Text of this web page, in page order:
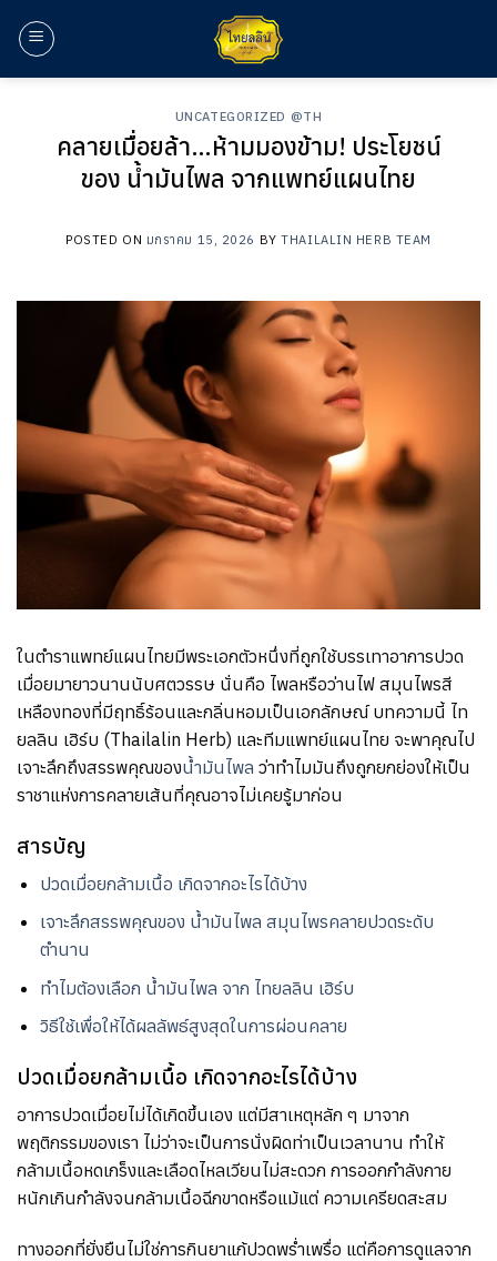
UNCATEGORIZED @TH
คลายเมื่อยล้า…ห้ามมองข้าม! ประโยชน์
ของ น้ำมันไพล จากแพทย์แผนไทย
POSTED ON มกราคม 15, 2026 BYTHAILALIN HERB TEAM
ในตำราแพทย์แผนไทยมีพระเอกตัวหนึ่งที่ถูกใช้บรรเทาอาการปวด
เมื่อยมายาวนานนับศตวรรษ นั่นคือ ไพลหรือว่านไฟ สมุนไพรสี
เหลืองทองที่มีฤทธิ์ร้อนและกลิ่นหอมเป็นเอกลักษณ์ บทความนี้ ไท
ยลลิน เฮิร์บ (Thailalin Herb) และทีมแพทย์แผนไทย จะพาคุณไป
เจาะลึกถึงสรรพคุณของน้ำมันไพล ว่าทำไมมันถึงถูกยกย่องให้เป็น
ราชาแห่งการคลายเส้นที่คุณอาจไม่เคยรู้มาก่อน
สารบัญ
ปวดเมื่อยกล้ามเนื้อ เกิดจากอะไรได้บ้าง
เจาะลึกสรรพคุณของ น้ำมันไพล สมุนไพรคลายปวดระดับ
ตำนาน
ทำไมต้องเลือก น้ำมันไพล จาก ไทยลลิน​ เฮิร์บ​
วิธีใช้เพื่อให้ได้ผลลัพธ์สูงสุดในการผ่อนคลาย
ปวดเมื่อยกล้ามเนื้อ เกิดจากอะไรได้บ้าง
อาการปวดเมื่อยไม่ได้เกิดขึ้นเอง แต่มีสาเหตุหลัก ๆ มาจาก
พฤติกรรมของเรา ไม่ว่าจะเป็นการนั่งผิดท่าเป็นเวลานาน ทำให้
กล้ามเนื้อหดเกร็งและเลือดไหลเวียนไม่สะดวก การออกกำลังกาย
หนักเกินกำลังจนกล้ามเนื้อฉีกขาดหรือแม้แต่ ความเครียดสะสม
ทางออกที่ยั่งยืนไม่ใช่การกินยาแก้ปวดพร่ำเพรื่อ แต่คือการดูแลจาก